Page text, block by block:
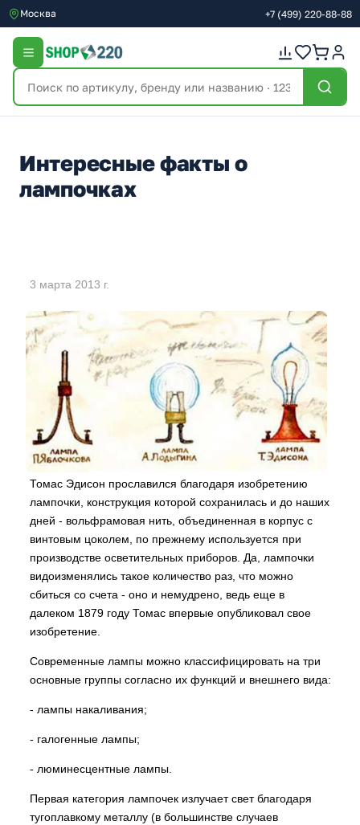
Москва +7 (499) 220-88-88
Интересные факты о
лампочках
3 марта 2013 г.
Томас Эдисон прославился благодаря изобретению
лампочки, конструкция которой сохранилась и до наших
дней - вольфрамовая нить, объединенная в корпус с
винтовым цоколем, по прежнему используется при
производстве осветительных приборов. Да, лампочки
видоизменялись такое количество раз, что можно
сбиться со счета - оно и немудрено, ведь еще в
далеком 1879 году Томас впервые опубликовал свое
изобретение.
Современные лампы можно классифицировать на три
основные группы согласно их функций и внешнего вида:
- лампы накаливания;
- галогенные лампы;
- люминесцентные лампы.
Первая категория лампочек излучает свет благодаря
тугоплавкому металлу (в большинстве случаев